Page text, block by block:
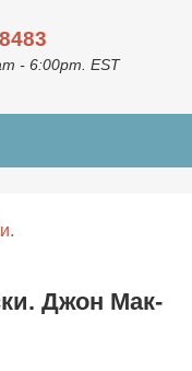
- 6:00pm. EST
Джон Мак-